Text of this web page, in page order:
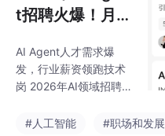
了很久。他不是在抱
怨。2026年，这个物种
据 Google Cloud 发布
的《AI Agent Trends 2
026》报告，基于3466
研，。SITS2026大会
t招聘火爆！月薪
0%
AI Agent人才需求爆
发，行业薪资领跑技术
岗 2026年AI领域招聘
开发，岗位需求同比激
#人工智能 #职场和发展